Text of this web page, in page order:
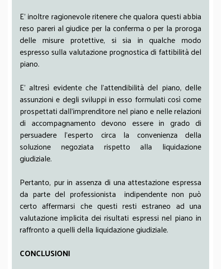
E’ inoltre ragionevole ritenere che qualora questi abbia
reso pareri al giudice per la conferma o per la proroga
delle misure protettive, si sia in qualche modo
espresso sulla valutazione prognostica di fattibilità del
piano.
E’ altresì evidente che l’attendibilità del piano, delle
assunzioni e degli sviluppi in esso formulati così come
prospettati dall’imprenditore nel piano e nelle relazioni
di accompagnamento devono essere in grado di
persuadere l’esperto circa la convenienza della
soluzione negoziata rispetto alla liquidazione
giudiziale.
Pertanto, pur in assenza di una attestazione espressa
da parte del professionista indipendente non può
certo affermarsi che questi resti estraneo ad una
valutazione implicita dei risultati espressi nel piano in
raffronto a quelli della liquidazione giudiziale.
CONCLUSIONI